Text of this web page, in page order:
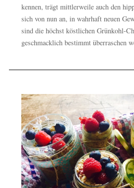
kennen, trägt mittlerweile auch den
sich von nun an, in wahrhaft neuen
sind die höchst köstlichen Grünkohl-
geschmacklich bestimmt überraschen